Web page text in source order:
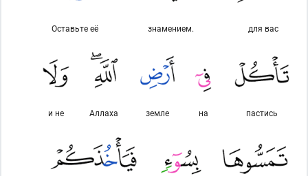
для вас
знамением.
Оставьте её
пастись
на
земле
Аллаха
и не